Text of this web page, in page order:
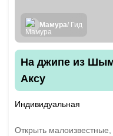
Мамура/ Гид
На джипе из
Аксу
Индивидуальная
Открыть